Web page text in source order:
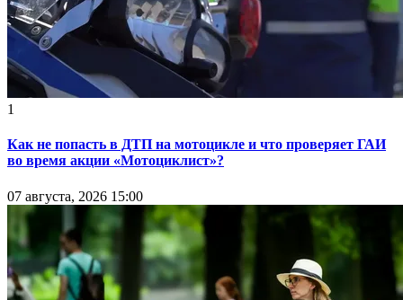
1
Как не попасть в ДТП на мотоцикле и что проверяет ГАИ
во время акции «Мотоциклист»?
07 августа, 2026 15:00